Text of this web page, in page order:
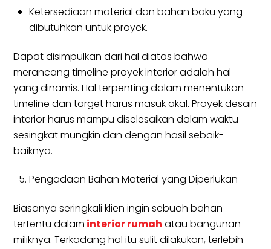
Ketersediaan material dan bahan baku yang
dibutuhkan untuk proyek.
Dapat disimpulkan dari hal diatas bahwa
merancang timeline proyek interior adalah hal
yang dinamis. Hal terpenting dalam menentukan
timeline dan target harus masuk akal. Proyek desain
interior harus mampu diselesaikan dalam waktu
sesingkat mungkin dan dengan hasil sebaik-
baiknya.
Pengadaan Bahan Material yang Diperlukan
Biasanya seringkali klien ingin sebuah bahan
tertentu dalam interior rumah atau bangunan
miliknya. Terkadang hal itu sulit dilakukan, terlebih